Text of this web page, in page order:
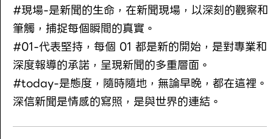
#現場-是新聞的生命，在新聞現場，以深刻的觀察和
筆觸，捕捉每個瞬間的真實。
#01-代表堅持，每個 01 都是新的開始，是對專業和
深度報導的承諾，呈現新聞的多重層面。
#today-是態度，隨時隨地，無論早晚，都在這裡。
深信新聞是情感的寫照，是與世界的連結。